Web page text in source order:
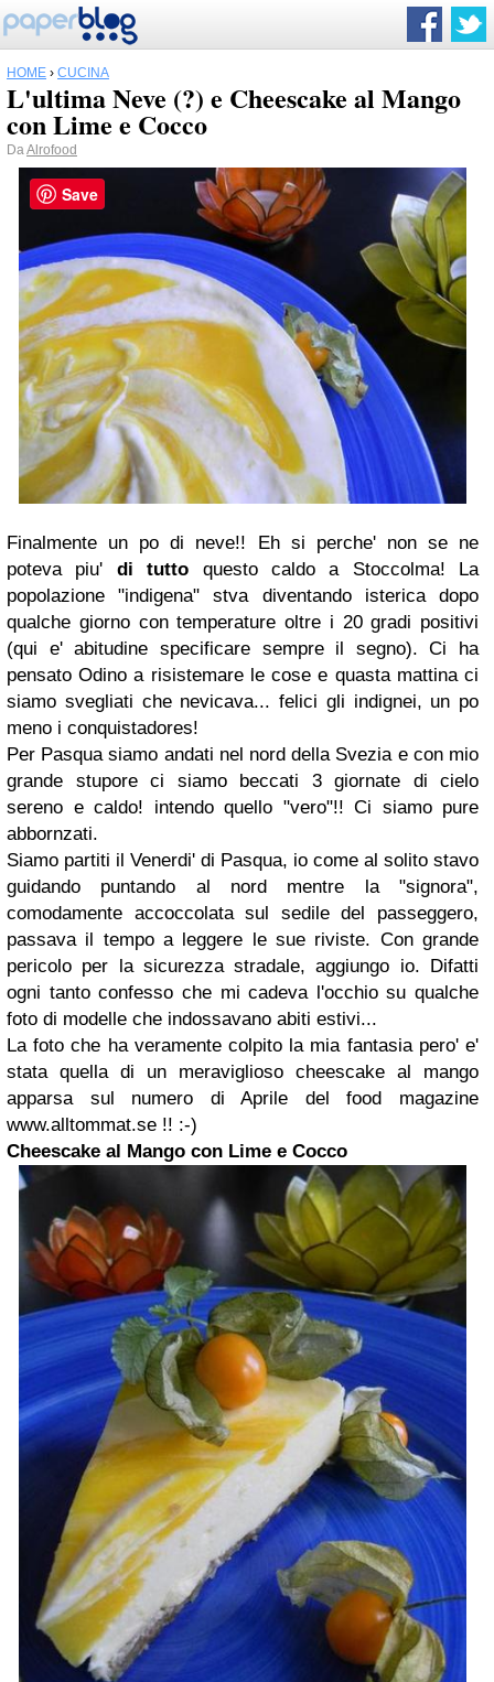
HOME › CUCINA
L'ultima Neve (?) e Cheescake al Mango
con Lime e Cocco
DaAlrofood
Finalmente un po di neve!! Eh si perche' non se ne
poteva piu' di tutto questo caldo a Stoccolma! La
popolazione "indigena" stva diventando isterica dopo
qualche giorno con temperature oltre i 20 gradi positivi
(qui e' abitudine specificare sempre il segno). Ci ha
pensato Odino a risistemare le cose e quasta mattina ci
siamo svegliati che nevicava... felici gli indignei, un po
meno i conquistadores!
Per Pasqua siamo andati nel nord della Svezia e con mio
grande stupore ci siamo beccati 3 giornate di cielo
sereno e caldo! intendo quello "vero"!! Ci siamo pure
abbornzati.
Siamo partiti il Venerdi' di Pasqua, io come al solito stavo
guidando puntando al nord mentre la "signora",
comodamente accoccolata sul sedile del passeggero,
passava il tempo a leggere le sue riviste. Con grande
pericolo per la sicurezza stradale, aggiungo io. Difatti
ogni tanto confesso che mi cadeva l'occhio su qualche
foto di modelle che indossavano abiti estivi...
La foto che ha veramente colpito la mia fantasia pero' e'
stata quella di un meraviglioso cheescake al mango
apparsa sul numero di Aprile del food magazine
www.alltommat.se !! :-)
Cheescake al Mango con Lime e Cocco
Save